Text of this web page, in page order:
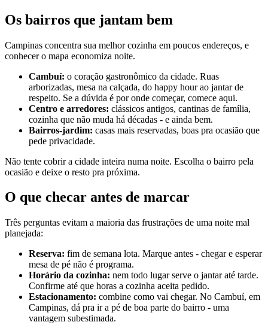
Os bairros que jantam bem
Campinas concentra sua melhor cozinha em poucos endereços, e
conhecer o mapa economiza noite.
Cambuí: o coração gastronômico da cidade. Ruas
arborizadas, mesa na calçada, do happy hour ao jantar de
respeito. Se a dúvida é por onde começar, comece aqui.
Centro e arredores: clássicos antigos, cantinas de família,
cozinha que não muda há décadas - e ainda bem.
Bairros-jardim: casas mais reservadas, boas pra ocasião que
pede privacidade.
Não tente cobrir a cidade inteira numa noite. Escolha o bairro pela
ocasião e deixe o resto pra próxima.
O que checar antes de marcar
Três perguntas evitam a maioria das frustrações de uma noite mal
planejada:
Reserva: fim de semana lota. Marque antes - chegar e esperar
mesa de pé não é programa.
Horário da cozinha: nem todo lugar serve o jantar até tarde.
Confirme até que horas a cozinha aceita pedido.
Estacionamento: combine como vai chegar. No Cambuí, em
Campinas, dá pra ir a pé de boa parte do bairro - uma
vantagem subestimada.